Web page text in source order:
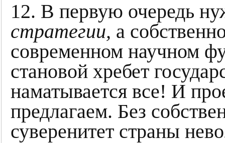
12. В первую очередь
стратегии, а
современном научном
становой хребет
наматывается все! И
предлагаем. Без
суверенитет страны